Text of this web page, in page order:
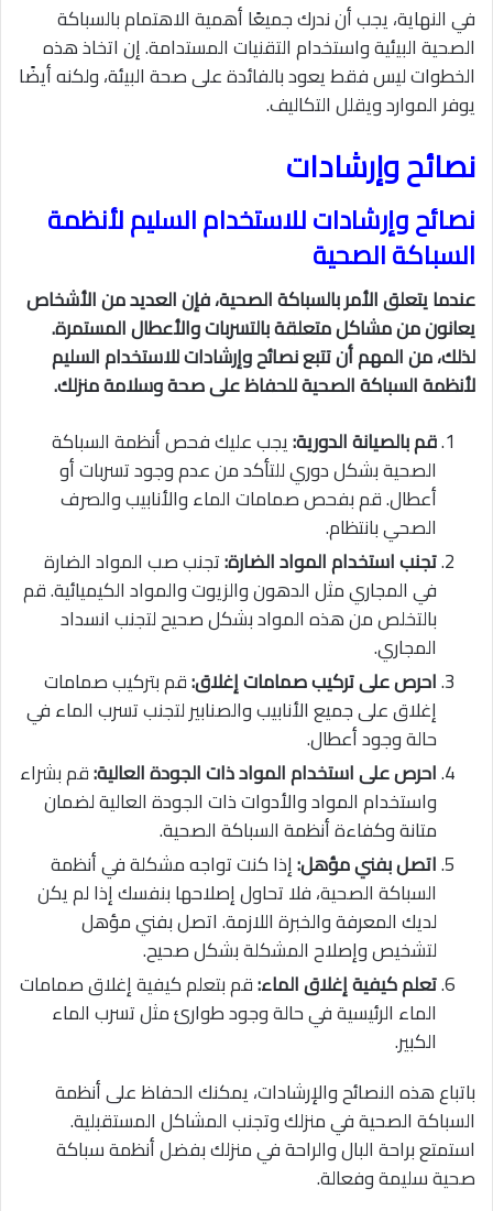
في النهاية، يجب أن ندرك جميعًا أهمية الاهتمام بالسباكة
الصحية البيئية واستخدام التقنيات المستدامة. إن اتخاذ هذه
الخطوات ليس فقط يعود بالفائدة على صحة البيئة، ولكنه أيضًا
يوفر الموارد ويقلل التكاليف.
نصائح وإرشادات
نصائح وإرشادات للاستخدام السليم لأنظمة
السباكة الصحية
عندما يتعلق الأمر بالسباكة الصحية، فإن العديد من الأشخاص
يعانون من مشاكل متعلقة بالتسربات والأعطال المستمرة.
لذلك، من المهم أن تتبع نصائح وإرشادات للاستخدام السليم
لأنظمة السباكة الصحية للحفاظ على صحة وسلامة منزلك.
قم بالصيانة الدورية:يجب عليك فحص أنظمة السباكة
الصحية بشكل دوري للتأكد من عدم وجود تسربات أو
أعطال. قم بفحص صمامات الماء والأنابيب والصرف
الصحي بانتظام.
تجنب استخدام المواد الضارة:تجنب صب المواد الضارة
في المجاري مثل الدهون والزيوت والمواد الكيميائية. قم
بالتخلص من هذه المواد بشكل صحيح لتجنب انسداد
المجاري.
احرص على تركيب صمامات إغلاق:قم بتركيب صمامات
إغلاق على جميع الأنابيب والصنابير لتجنب تسرب الماء في
حالة وجود أعطال.
احرص على استخدام المواد ذات الجودة العالية:قم بشراء
واستخدام المواد والأدوات ذات الجودة العالية لضمان
متانة وكفاءة أنظمة السباكة الصحية.
اتصل بفني مؤهل:إذا كنت تواجه مشكلة في أنظمة
السباكة الصحية، فلا تحاول إصلاحها بنفسك إذا لم يكن
لديك المعرفة والخبرة اللازمة. اتصل بفني مؤهل
لتشخيص وإصلاح المشكلة بشكل صحيح.
تعلم كيفية إغلاق الماء:قم بتعلم كيفية إغلاق صمامات
الماء الرئيسية في حالة وجود طوارئ مثل تسرب الماء
الكبير.
باتباع هذه النصائح والإرشادات، يمكنك الحفاظ على أنظمة
السباكة الصحية في منزلك وتجنب المشاكل المستقبلية.
استمتع براحة البال والراحة في منزلك بفضل أنظمة سباكة
صحية سليمة وفعالة.